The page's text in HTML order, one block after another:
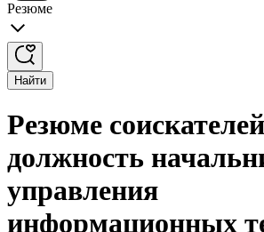
Резюме
Найти
Резюме
должность
управления
информационных